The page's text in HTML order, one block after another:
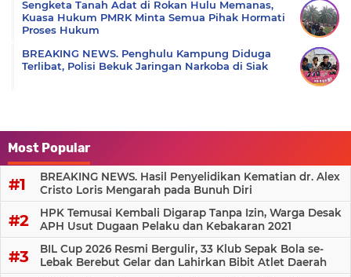
Sengketa Tanah Adat di Rokan Hulu Memanas,
Kuasa Hukum PMRK Minta Semua Pihak Hormati
Proses Hukum
BREAKING NEWS. Penghulu Kampung Diduga
Terlibat, Polisi Bekuk Jaringan Narkoba di Siak
Most Popular
BREAKING NEWS. Hasil Penyelidikan Kematian dr. Alex
Cristo Loris Mengarah pada Bunuh Diri
HPK Temusai Kembali Digarap Tanpa Izin, Warga Desak
APH Usut Dugaan Pelaku dan Kebakaran 2021
BIL Cup 2026 Resmi Bergulir, 33 Klub Sepak Bola se-
Lebak Berebut Gelar dan Lahirkan Bibit Atlet Daerah